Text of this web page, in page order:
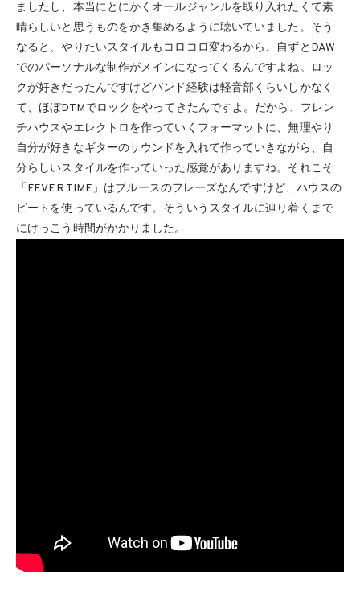
ましたし、本当にとにかくオールジャンルを取り入れたくて素
晴らしいと思うものをかき集めるように聴いていました。そう
なると、やりたいスタイルもコロコロ変わるから、自ずとDAW
でのパーソナルな制作がメインになってくるんですよね。ロッ
クが好きだったんですけどバンド経験は軽音部くらいしかなく
て、ほぼDTMでロックをやってきたんですよ。だから、フレン
チハウスやエレクトロを作っていくフォーマットに、無理やり
自分が好きなギターのサウンドを入れて作っていきながら、自
分らしいスタイルを作っていった感覚がありますね。それこそ
「FEVER TIME」はブルースのフレーズなんですけど、ハウスの
ビートを使っているんです。そういうスタイルに辿り着くまで
にけっこう時間がかかりました。